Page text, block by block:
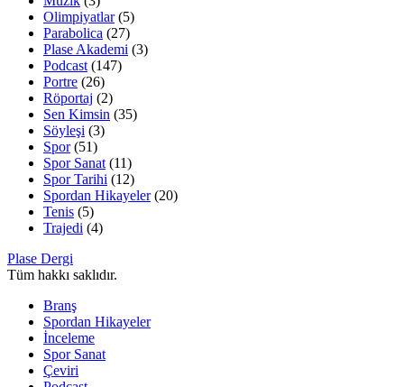
Olimpiyatlar(5)
Parabolica (27)
Plase Akademi (3)
Podcast (147)
Portre (26)
Röportaj (2)
Sen Kimsin (35)
Söyleşi (3)
Spor(51)
Spor Sanat (11)
Spor Tarihi (12)
Spordan Hikayeler(20)
Tenis (5)
Trajedi (4)
Plase Dergi
Tüm hakkı saklıdır.
Branş
Spordan Hikayeler
İnceleme
Spor Sanat
Çeviri